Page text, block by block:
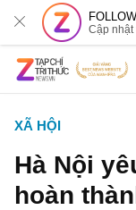
Cập nhật
XÃ HỘI
Hà Nội
hoàn